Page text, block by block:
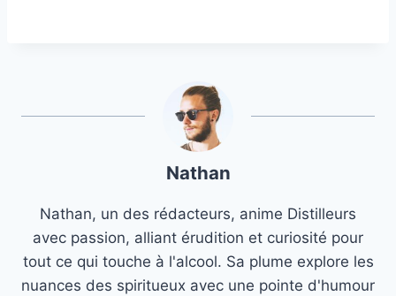
Nathan
Nathan, un des rédacteurs, anime Distilleurs
avec passion, alliant érudition et curiosité pour
tout ce qui touche à l'alcool. Sa plume explore les
nuances des spiritueux avec une pointe d'humour